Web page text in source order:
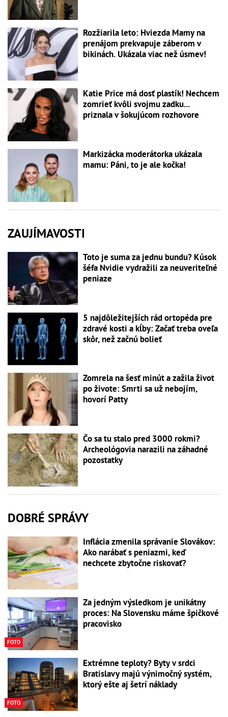
Rozžiarila leto: Hviezda Mamy na
prenájom prekvapuje záberom v
bikinách. Ukázala viac než úsmev!
Katie Price má dosť plastík! Nechcem
zomrieť kvôli svojmu zadku...
priznala v šokujúcom rozhovore
Markizácka moderátorka ukázala
mamu: Páni, to je ale kočka!
ZAUJÍMAVOSTI
Toto je suma za jednu bundu? Kúsok
šéfa Nvidie vydražili za neuveriteľné
peniaze
5 najdôležitejších rád ortopéda pre
zdravé kosti a kĺby: Začať treba oveľa
skôr, než začnú bolieť
Zomrela na šesť minút a zažila život
po živote: Smrti sa už nebojím,
hovorí Patty
Čo sa tu stalo pred 3000 rokmi?
Archeológovia narazili na záhadné
pozostatky
DOBRÉ SPRÁVY
Inflácia zmenila správanie Slovákov:
Ako narábať s peniazmi, keď
nechcete zbytočne riskovať?
FOTO
Za jedným výsledkom je unikátny
proces: Na Slovensku máme špičkové
pracovisko
FOTO
Extrémne teploty? Byty v srdci
Bratislavy majú výnimočný systém,
ktorý ešte aj šetrí náklady